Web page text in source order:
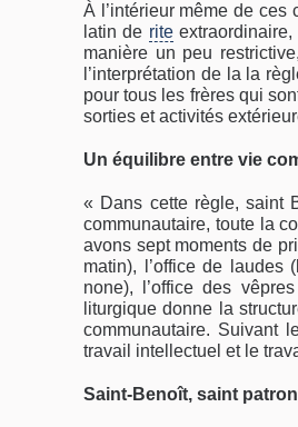
À l’intérieur même de ces
latin de riteextraordinaire,
manière un peu
l’interprétation de la la
pour tous les frères qui
sorties et activités
Un équilibre entre vie
« Dans cette règle, saint
communautaire, toute la
avons sept moments de
matin), l’office de laudes
none), l’office des
liturgique donne la
communautaire. Suivant
travail intellectuel et le
Saint-Benoît, saint